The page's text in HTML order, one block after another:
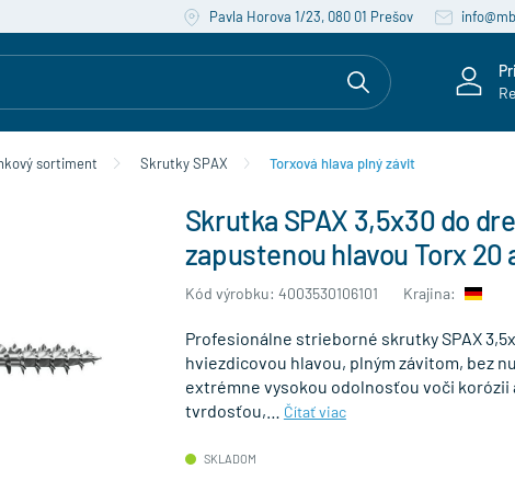
Pavla Horova 1/23, 080 01 Prešov
sortiment Skrutky SPAX Torxová hlava plný závit
Skrutka SPAX 3,5x30 do
zapustenou hlavou Torx 20
Kód výrobku: 4003530106101 Krajina:
Profesionálne strieborné skrutky SPAX
hviezdicovou hlavou, plným závitom, bez
extrémne vysokou odolnosťou voči korózii
tvrdosťou,…
Čítať viac
SKLADOM